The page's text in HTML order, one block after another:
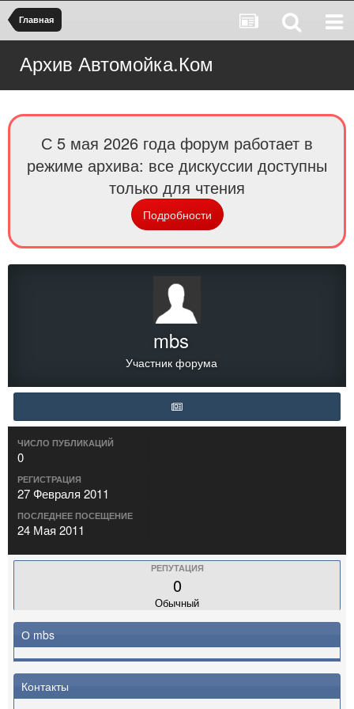
Главная
Архив Автомойка.Ком
С 5 мая 2026 года форум работает в
режиме архива: все дискуссии доступны
только для чтения
Подробности
mbs
Участник форума
ЧИСЛО ПУБЛИКАЦИЙ
0
РЕГИСТРАЦИЯ
27 Февраля 2011
ПОСЛЕДНЕЕ ПОСЕЩЕНИЕ
24 Мая 2011
РЕПУТАЦИЯ
0
Обычный
О mbs
Контакты